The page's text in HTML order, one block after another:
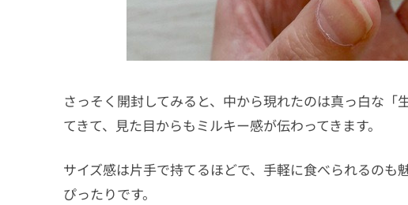
さっそく開封してみると、中から現れたのは真っ白な
てきて、見た目からもミルキー感が伝わってきます。
サイズ感は片手で持てるほどで、手軽に食べられるの
ぴったりです。